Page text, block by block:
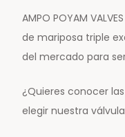
AMPO POYAM
de mariposa triple
del mercado para
¿Quieres conocer
elegir nuestra